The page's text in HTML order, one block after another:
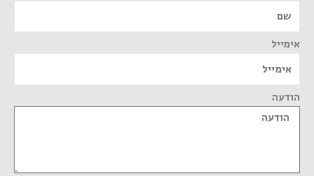
אימייל
הודעה